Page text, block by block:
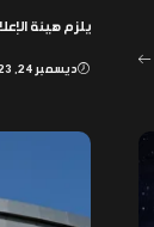
يلزم هيئة
ديسمبر 24, 2023